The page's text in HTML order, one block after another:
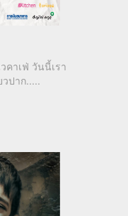
าเฟ่ วันนี้เรา
ปาก.....